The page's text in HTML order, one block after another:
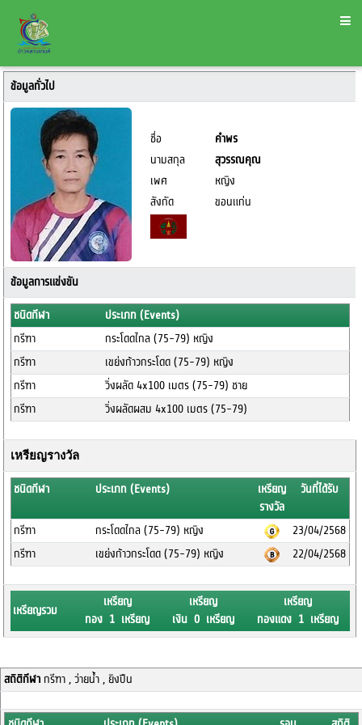
ข้อมูลทั่วไป
ชื่อ
คำพร
นามสกุล
สุวรรณคุณ
เพศ
หญิง
สังกัด
ขอนแก่น
ข้อมูลการแข่งขัน
ชนิดกีฬา
ประเภท (Events)
กรีฑา
กระโดดไกล (75-79) หญิง
กรีฑา
เขย่งก้าวกระโดด (75-79) หญิง
กรีฑา
วิ่งผลัด 4x100 เมตร (75-79) ชาย
กรีฑา
วิ่งผลัดผสม 4x100 เมตร (75-79)
เหรียญรางวัล
ชนิดกีฬา ประเภท (Events)
เหรียญ
รางวัล
วันที่ได้รับ
กรีฑา กระโดดไกล (75-79) หญิง
23/04/2568
กรีฑา
เขย่งก้าวกระโดด (75-79) หญิง 22/04/2568
เหรียญรวม
เหรียญ
ทอง 1 เหรียญ
เหรียญ
เงิน 0 เหรียญ
เหรียญ
ทองแดง 1 เหรียญ
สถิติกีฬากรีฑา , ว่ายน้ำ , ยิงปืน